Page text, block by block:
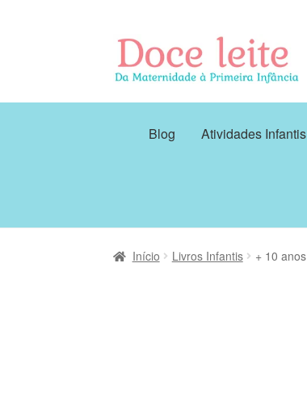
Pular
para
navegação
Pular
para
o
conteúdo
Blog Atividades Infantis
Início Livros Infantis + 10 anos